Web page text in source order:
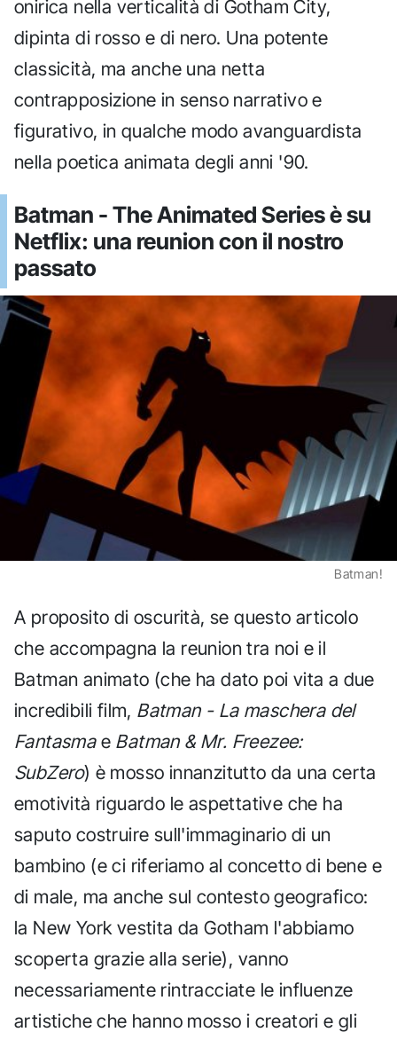
onirica nella verticalità di Gotham City,
dipinta di rosso e di nero. Una potente
classicità, ma anche una netta
contrapposizione in senso narrativo e
figurativo, in qualche modo avanguardista
nella poetica animata degli anni '90.
Batman - The Animated Series è su
Netflix: una reunion con il nostro
passato
Batman!
A proposito di oscurità, se questo articolo
che accompagna la reunion tra noi e il
Batman animato (che ha dato poi vita a due
incredibili film, Batman - La maschera del
Fantasmae Batman & Mr. Freezee:
SubZero) è mosso innanzitutto da una certa
emotività riguardo le aspettative che ha
saputo costruire sull'immaginario di un
bambino (e ci riferiamo al concetto di bene e
di male, ma anche sul contesto geografico:
la New York vestita da Gotham l'abbiamo
scoperta grazie alla serie), vanno
necessariamente rintracciate le influenze
artistiche che hanno mosso i creatori e gli